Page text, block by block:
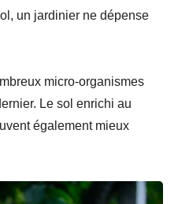
un jardinier ne dépense
micro-organismes
Le sol enrichi au
également mieux